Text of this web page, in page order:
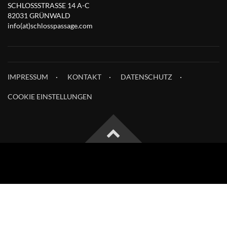
SCHLOSSSTRASSE 14 A-C
82031 GRÜNWALD
info(at)schlosspassage.com
IMPRESSUM KONTAKT DATENSCHUTZ
COOKIE EINSTELLUNGEN